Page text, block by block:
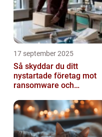
17 september 2025
Så skyddar du ditt
nystartade företag mot
ransomware och